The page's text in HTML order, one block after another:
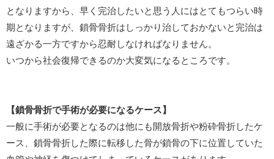
となりますから、早く完治したいと思う人にはとてもつらい時
期となりますが、鎖骨骨折はしっかり治しておかないと完治は
遠ざかる一方ですから忍耐しなければなりません。
いつから社会復帰できるのか大変気になるところです。
【鎖骨骨折で手術が必要になるケース】
一般に手術が必要となるのは他にも開放骨折や粉砕骨折したケ
ース、鎖骨骨折した際に転移した骨が鎖骨の下に位置していた